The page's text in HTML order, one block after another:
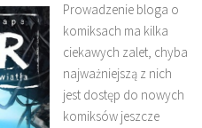
Prowadzenie bloga o
komiksach ma kilka
ciekawych zalet, chyba
najważniejszą z nich
jest dostęp do nowych
komiksów jeszcze